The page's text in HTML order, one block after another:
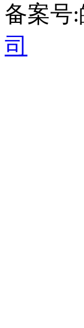
备案号
司